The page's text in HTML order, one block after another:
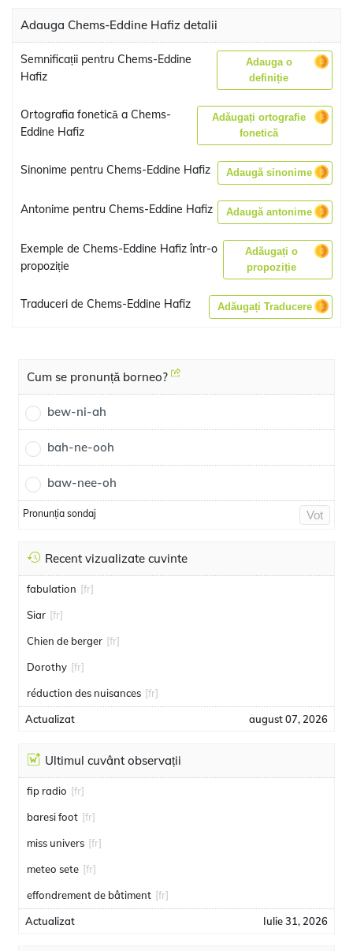
Adauga Chems-Eddine Hafiz detalii
Semnificații pentru Chems-Eddine
Hafiz
Adauga o
definiție
Ortografia fonetică a Chems-
Eddine Hafiz
Adăugați ortografie
fonetică
Sinonime pentru Chems-Eddine Hafiz Adaugă sinonime
Antonime pentru Chems-Eddine Hafiz Adaugă antonime
Exemple de Chems-Eddine Hafiz într-o
propoziție
Adăugați o
propoziție
Traduceri de Chems-Eddine Hafiz Adăugați Traducere
Cum se pronunță borneo?
bew-ni-ah
bah-ne-ooh
baw-nee-oh
Pronunția sondaj Vot
Recent vizualizate cuvinte
fabulation [fr]
Siar [fr]
Chien de berger [fr]
Dorothy [fr]
réduction des nuisances [fr]
Actualizat august 07, 2026
Ultimul cuvânt observații
fip radio [fr]
baresi foot [fr]
miss univers [fr]
meteo sete [fr]
effondrement de bâtiment [fr]
Actualizat Iulie 31, 2026